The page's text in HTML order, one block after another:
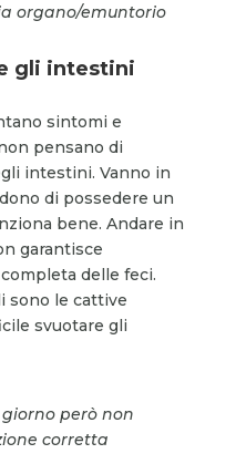
organo/emuntorio
gli intestini
sintomi e
pensano di
intestini. Vanno in
di possedere un
bene. Andare in
garantisce
delle feci.
sono le cattive
svuotare gli
però non
corretta